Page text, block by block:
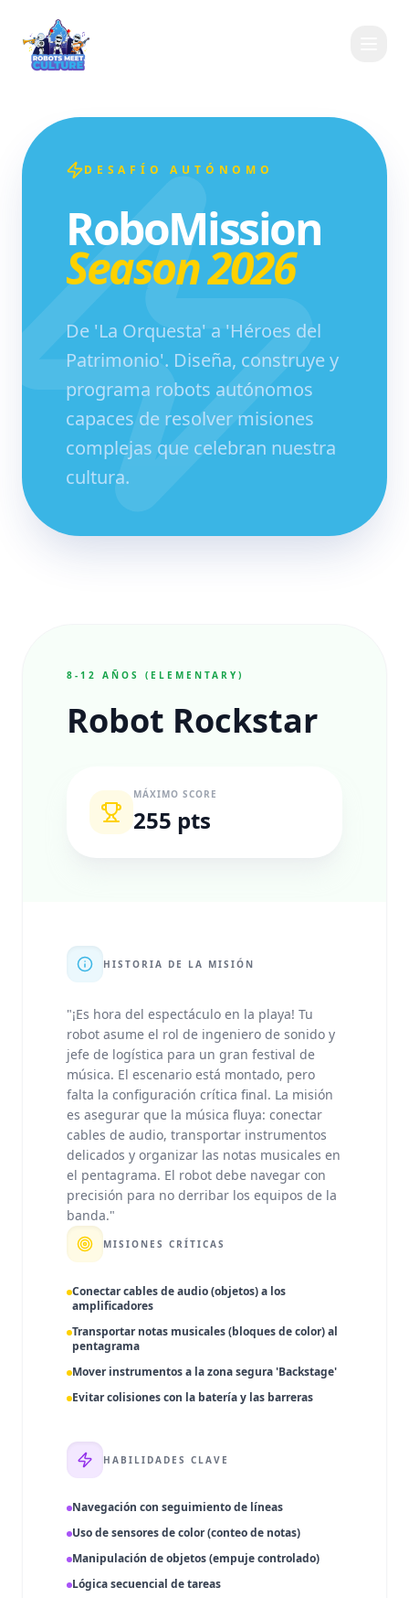
DESAFÍO AUTÓNOMO
RoboMission
Season 2026
De 'La Orquesta' a 'Héroes del
Patrimonio'. Diseña, construye y
programa robots autónomos
capaces de resolver misiones
complejas que celebran nuestra
cultura.
8-12 AÑOS (ELEMENTARY)
Robot Rockstar
MÁXIMO SCORE
255 pts
HISTORIA DE LA MISIÓN
"¡Es hora del espectáculo en la playa! Tu
robot asume el rol de ingeniero de sonido y
jefe de logística para un gran festival de
música. El escenario está montado, pero
falta la configuración crítica final. La misión
es asegurar que la música fluya: conectar
cables de audio, transportar instrumentos
delicados y organizar las notas musicales en
el pentagrama. El robot debe navegar con
precisión para no derribar los equipos de la
banda."
MISIONES CRÍTICAS
Conectar cables de audio (objetos) a los
amplificadores
Transportar notas musicales (bloques de color) al
pentagrama
Mover instrumentos a la zona segura 'Backstage'
Evitar colisiones con la batería y las barreras
HABILIDADES CLAVE
Navegación con seguimiento de líneas
Uso de sensores de color (conteo de notas)
Manipulación de objetos (empuje controlado)
Lógica secuencial de tareas